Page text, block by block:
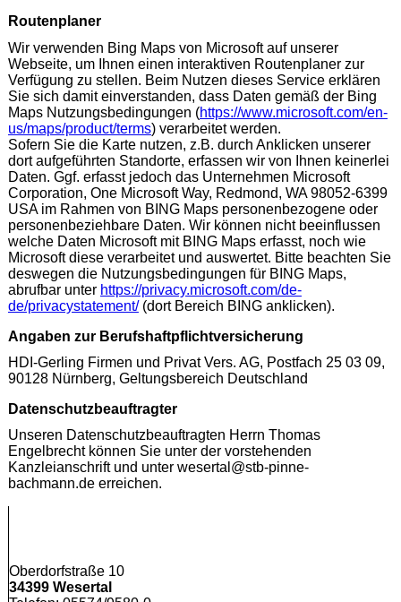
Routenplaner
Wir verwenden Bing Maps von Microsoft auf unserer
Webseite, um Ihnen einen interaktiven Routenplaner zur
Verfügung zu stellen. Beim Nutzen dieses Service erklären
Sie sich damit einverstanden, dass Daten gemäß der Bing
Maps Nutzungsbedingungen (https://www.microsoft.com/en-
us/maps/product/terms) verarbeitet werden.
Sofern Sie die Karte nutzen, z.B. durch Anklicken unserer
dort aufgeführten Standorte, erfassen wir von Ihnen keinerlei
Daten. Ggf. erfasst jedoch das Unternehmen Microsoft
Corporation, One Microsoft Way, Redmond, WA 98052-6399
USA im Rahmen von BING Maps personenbezogene oder
personenbeziehbare Daten. Wir können nicht beeinflussen
welche Daten Microsoft mit BING Maps erfasst, noch wie
Microsoft diese verarbeitet und auswertet. Bitte beachten Sie
deswegen die Nutzungsbedingungen für BING Maps,
abrufbar unter https://privacy.microsoft.com/de-
de/privacystatement/(dort Bereich BING anklicken).
Angaben zur Berufshaftpflichtversicherung
HDI-Gerling Firmen und Privat Vers. AG, Postfach 25 03 09,
90128 Nürnberg, Geltungsbereich Deutschland
Datenschutzbeauftragter
Unseren Datenschutzbeauftragten Herrn Thomas
Engelbrecht können Sie unter der vorstehenden
Kanzleianschrift und unter wesertal@stb-pinne-
bachmann.de erreichen.
Oberdorfstraße 10
34399 Wesertal